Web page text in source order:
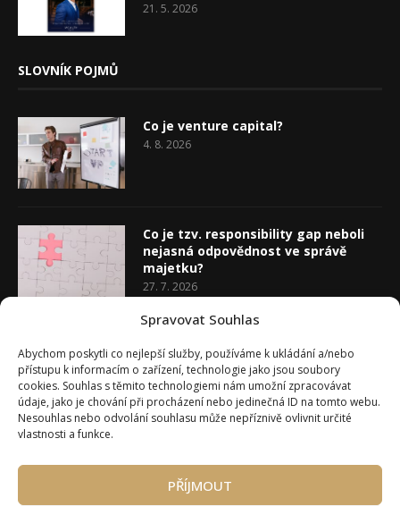
Spravovat Souhlas
Abychom poskytli co nejlepší služby, používáme k ukládání a/nebo
přístupu k informacím o zařízení, technologie jako jsou soubory
cookies. Souhlas s těmito technologiemi nám umožní zpracovávat
údaje, jako je chování při procházení nebo jedinečná ID na tomto webu.
Nesouhlas nebo odvolání souhlasu může nepříznivě ovlivnit určité
vlastnosti a funkce.
PŘÍJMOUT
21. 5. 2026
SLOVNÍK POJMŮ
Co je venture capital?
4. 8. 2026
Co je tzv. responsibility gap neboli
nejasná odpovědnost ve správě
majetku?
27. 7. 2026
20. 7. 2026
O Wealth Magazínu Můj účet